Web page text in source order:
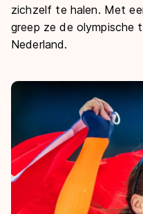
zichzelf te halen. Met
greep ze de olympische
Nederland.